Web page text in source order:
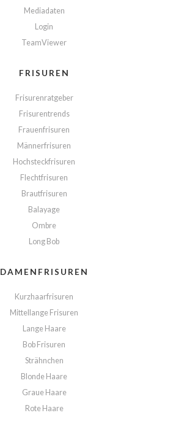
Mediadaten
Login
TeamViewer
FRISUREN
Frisurenratgeber
Frisurentrends
Frauenfrisuren
Männerfrisuren
Hochsteckfrisuren
Flechtfrisuren
Brautfrisuren
Balayage
Ombre
Long Bob
DAMENFRISUREN
Kurzhaarfrisuren
Mittellange Frisuren
Lange Haare
Bob Frisuren
Strähnchen
Blonde Haare
Graue Haare
Rote Haare